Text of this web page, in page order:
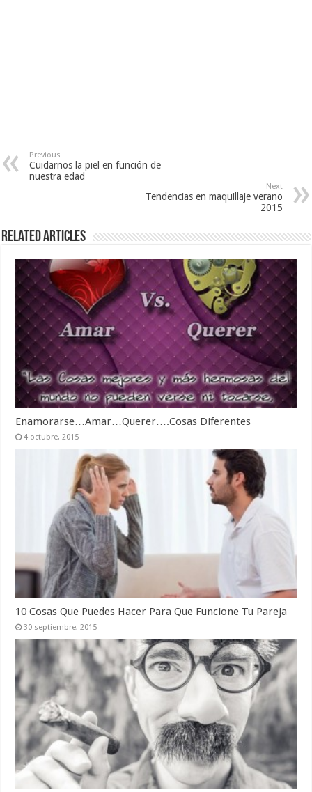
Previous
Cuidarnos la piel en función de
nuestra edad
Next
Tendencias en maquillaje verano
2015
Related Articles
Enamorarse…Amar…Querer….Cosas Diferentes
4 octubre, 2015
10 Cosas Que Puedes Hacer Para Que Funcione Tu Pareja
30 septiembre, 2015